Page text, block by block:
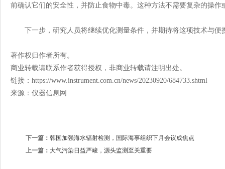
前确认它们的安全性，并防止食物中毒。这种方法不需要复杂的操作
下一步，研究人员将继续优化测量条件，并期待将这项技术与便
著作权归作者所有。
商业转载请联系作者获得授权，非商业转载请注明出处。
链接：https://www.instrument.com.cn/news/20230920/684733.shtml
来源：仪器信息网
下一篇： 韩国加强海水辐射检测，国际海事组织下月会议成焦点
上一篇： 大气污染日益严峻，源头监测至关重要